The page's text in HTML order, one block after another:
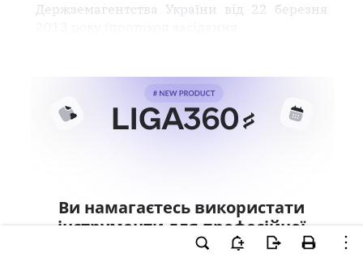
Держземагентства України від 22 березня
Ви намагаєтесь використати
інструменти для професійної
роботи з документом.